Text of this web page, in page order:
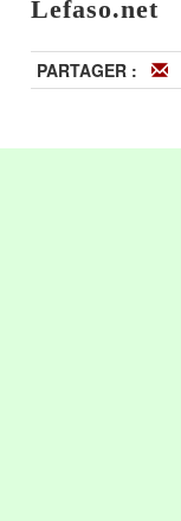
Lefaso.net
PARTAGER :